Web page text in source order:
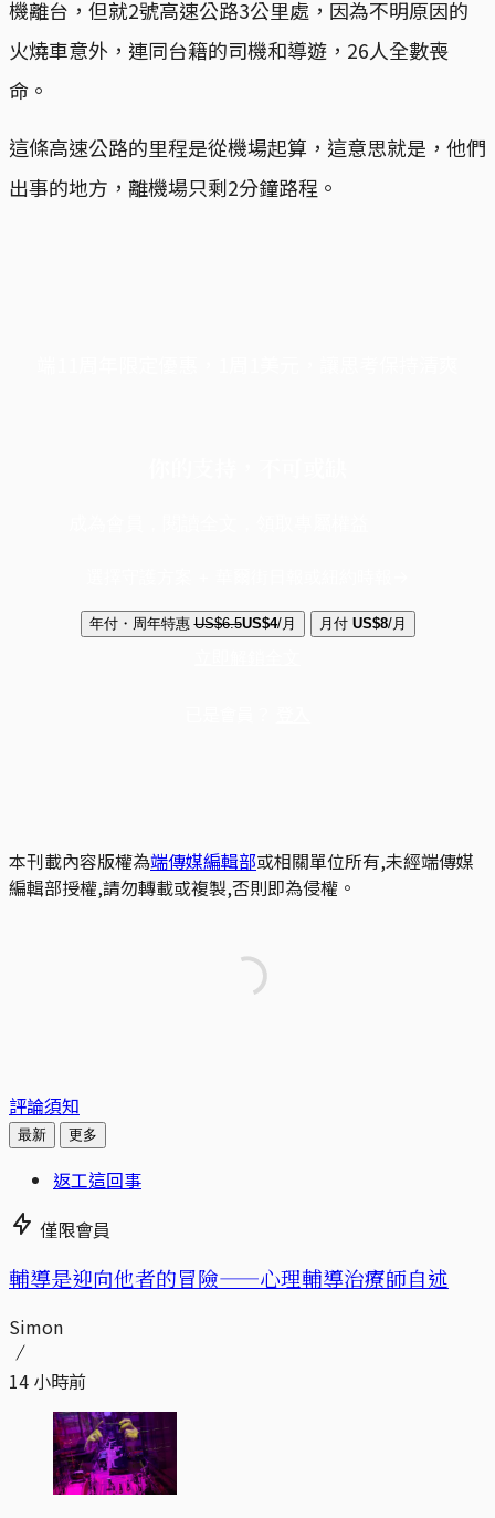
機離台，但就2號高速公路3公里處，因為不明原因的
火燒車意外，連同台籍的司機和導遊，26人全數喪
命。
這條高速公路的里程是從機場起算，這意思就是，他們
出事的地方，離機場只剩2分鐘路程。
年付・周年特惠 US$6.5US$4/月 月付 US$8/月
本刊載內容版權為端傳媒編輯部或相關單位所有,未經端傳媒
編輯部授權,請勿轉載或複製,否則即為侵權。
評論須知
最新 更多
返工這回事
僅限會員
輔導是迎向他者的冒險——心理輔導治療師自述
Simon
14 小時前